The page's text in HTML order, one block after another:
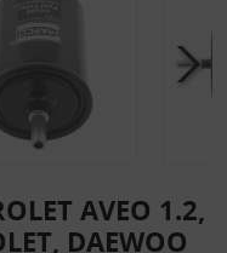
AVEO 1.2,
DAEWOO